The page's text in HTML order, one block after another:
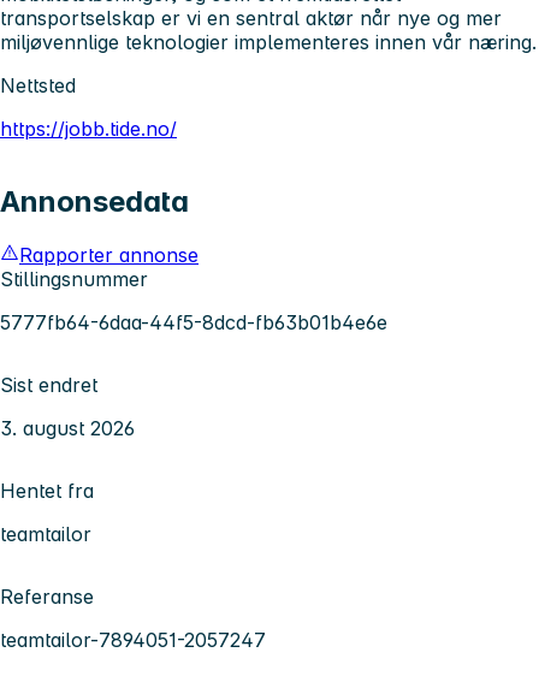
transportselskap er vi en sentral aktør når nye og mer
miljøvennlige teknologier implementeres innen vår næring.
Nettsted
https://jobb.tide.no/
Annonsedata
Rapporter annonse
Stillingsnummer
5777fb64-6daa-44f5-8dcd-fb63b01b4e6e
Sist endret
3. august 2026
Hentet fra
teamtailor
Referanse
teamtailor-7894051-2057247